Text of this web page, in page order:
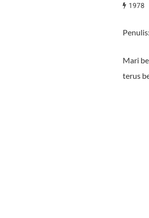
1978
Mari
terus